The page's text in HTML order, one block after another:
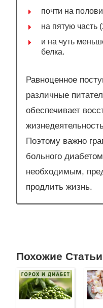
почти на
на пятую часть
и на чуть
белка.
Равноценное
различные
обеспечивает
Поэтому важно
больного
необходимым,
продлить жизнь.
Похожие Статьи